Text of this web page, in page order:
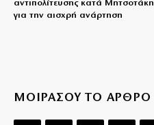
αντιπολίτευσης κατά Μητσοτάκη
για την αισχρή ανάρτηση
ΜΟΙΡΑΣΟΥ ΤΟ ΑΡΘΡΟ